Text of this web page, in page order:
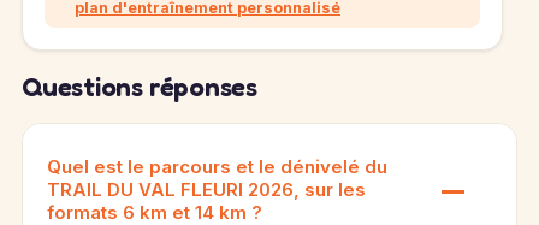
plan d'entraînement personnalisé
Questions réponses
Quel est le parcours et le dénivelé du
TRAIL DU VAL FLEURI 2026, sur les
formats 6 km et 14 km ?